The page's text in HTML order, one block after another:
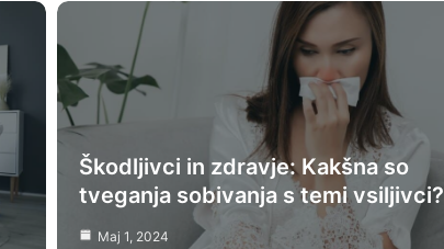
Škodljivci in zdravje: Kakšna so
tveganja sobivanja s temi vsiljivci?
Maj 1, 2024